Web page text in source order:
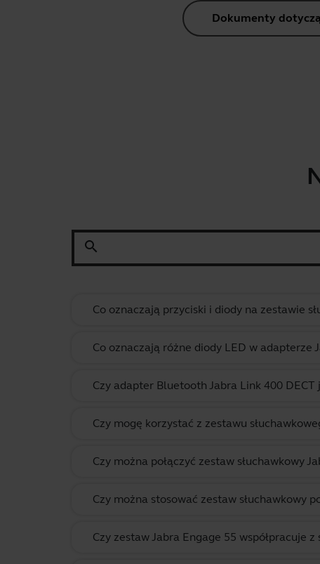
Dokumenty
search
Co oznaczają przyciski i diody na zestawie
Co oznaczają różne diody LED w adapterze
Czy adapter Bluetooth Jabra Link 400
Czy mogę korzystać z zestawu
Czy można połączyć zestaw słuchawkowy
Czy można stosować zestaw słuchawkowy
Czy zestaw Jabra Engage 55 współpracuje